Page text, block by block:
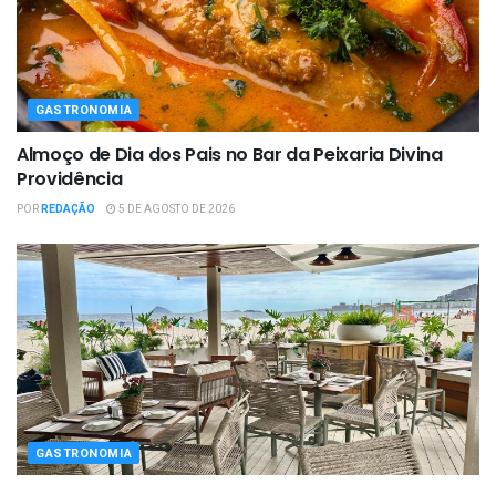
GASTRONOMIA
Almoço de Dia dos Pais no Bar da Peixaria Divina
Providência
PORREDAÇÃO 5 DE AGOSTO DE 2026
GASTRONOMIA